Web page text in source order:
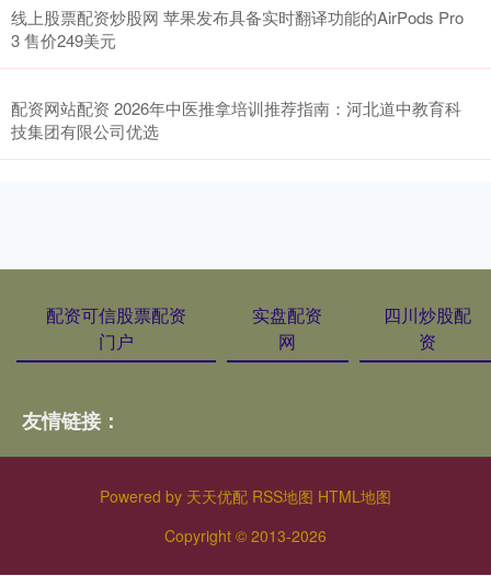
线上股票配资炒股网 苹果发布具备实时翻译功能的AirPods Pro
3 售价249美元
配资网站配资 2026年中医推拿培训推荐指南：河北道中教育科
技集团有限公司优选
配资可信股票配资
门户
实盘配资
网
四川炒股配
资
友情链接：
Powered by 天天优配 RSS地图 HTML地图
Copyright © 2013-2026